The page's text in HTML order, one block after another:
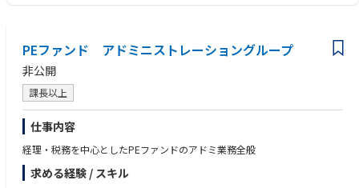
固定的な繁忙期はなく、担当プロジェクトに応じて繁忙時期が異なりま
す。
【参考記事】
・会社HP IT部門特集
https://sonybank.jp/corporate/recruit/it/
・会社HP 新勘定系システム 稼働開始のお知らせ
https://sonybank.jp/corporate/disclosure/press/2025/0507-01.html
■組織構成
パートナー：3名、プリンシパル：3名、マネージャー：2名、アソシエイ
ト：8名
PEファンド アドミニストレーショングループ
非公開
課長以上
仕事内容
経理・税務を中心としたPEファンドのアドミ業務全般
求める経験 / スキル